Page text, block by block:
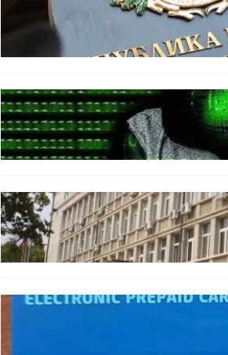
Кабинетът прие нов
за професиите в
подготовка
БЪЛГАРИЯ
Разкриха дългогодишен
пробив в държавни
информационни системи
ОБЩЕСТВО
Домашният арест на
шофьора, обвинен за
смъртта на моторист,
остава в сила
ОБЩЕСТВО